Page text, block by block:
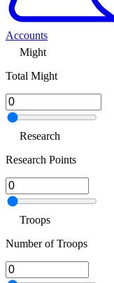
Accounts
Might
Total Might
Research
Research Points
Troops
Number of Troops